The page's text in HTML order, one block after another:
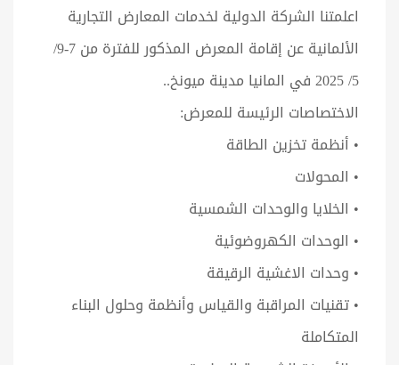
اعلمتنا الشركة الدولية لخدمات المعارض التجارية
الألمانية عن إقامة المعرض المذكور للفترة من 7-9/
5/ 2025 في المانيا مدينة ميونخ..
الاختصاصات الرئيسة للمعرض:
• أنظمة تخزين الطاقة
• المحولات
• الخلايا والوحدات الشمسية
• الوحدات الكهروضوئية
• وحدات الاغشية الرقيقة
• تقنيات المراقبة والقياس وأنظمة وحلول البناء
المتكاملة